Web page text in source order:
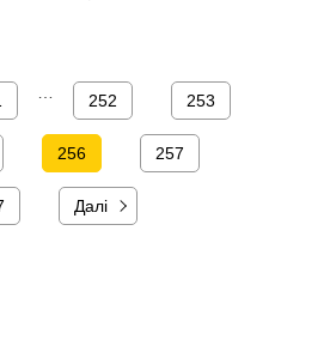
252 253
256 257
Далі